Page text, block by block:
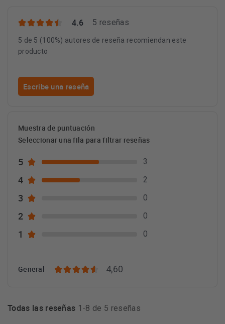
4.6 5 reseñas
5 de 5 (100%) autores de reseña recomiendan este
producto
Escribe una reseña
Muestra de puntuación
Seleccionar una fila para filtrar reseñas
5 3
4 2
3 0
2 0
1 0
General 4,60
Todas las reseñas 1-8 de 5 reseñas